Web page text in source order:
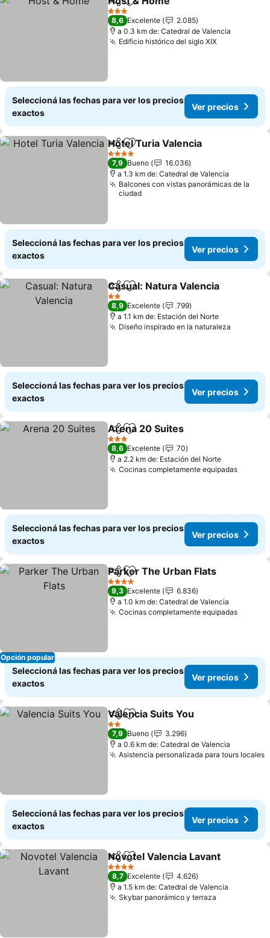
CompartirAñadir a favoritos
3 Estrellas
8,6 Excelente
2.085
a 0.3 km de: Catedral de Valencia
Edificio histórico del siglo XIX
Seleccioná las fechas para ver los precios
exactos
Ver precios
CompartirAñadir a favoritos
Hotel Turia Valencia
4 Estrellas
7,9 Bueno
16.036
a 1.3 km de: Catedral de Valencia
Balcones con vistas panorámicas de la
ciudad
Seleccioná las fechas para ver los precios
exactos
Ver precios
CompartirAñadir a favoritos
Casual: Natura Valencia
2 Estrellas
8,9 Excelente
799
a 1.1 km de: Estación del Norte
Diseño inspirado en la naturaleza
Seleccioná las fechas para ver los precios
exactos
Ver precios
CompartirAñadir a favoritos
Arena 20 Suites
3 Estrellas
8,6 Excelente
70
a 2.2 km de: Estación del Norte
Cocinas completamente equipadas
Seleccioná las fechas para ver los precios
exactos
Ver precios
Opción popular
CompartirAñadir a favoritos
Parker The Urban Flats
4 Estrellas
9,3 Excelente
6.836
a 1.0 km de: Catedral de Valencia
Cocinas completamente equipadas
Seleccioná las fechas para ver los precios
exactos
Ver precios
CompartirAñadir a favoritos
Valencia Suits You
2 Estrellas
7,9 Bueno
3.296
a 0.6 km de: Catedral de Valencia
Asistencia personalizada para tours locales
Seleccioná las fechas para ver los precios
exactos
Ver precios
CompartirAñadir a favoritos
Novotel Valencia Lavant
4 Estrellas
8,7 Excelente
4.626
a 1.5 km de: Catedral de Valencia
Skybar panorámico y terraza